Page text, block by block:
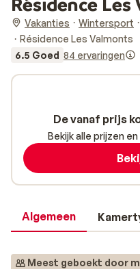
Vakanties Wintersport
Résidence Les Valmonts
6.5 Goed 84 ervaringen
Algemeen
Meest geboekt door
De vanaf prijs
Bekijk alle prijzen